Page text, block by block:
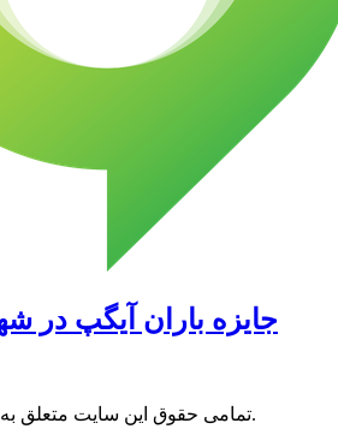
جایزه باران آیگپ در
تمامی حقوق این سایت متعلق به پیام رسان آیگپ می باشد.